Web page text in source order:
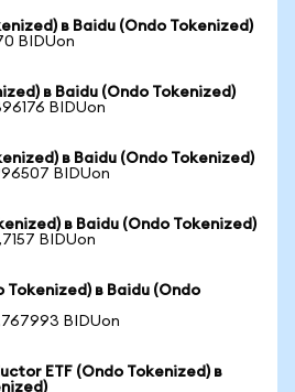
в Baidu (Ondo Tokenized)
BIDUon
в Baidu (Ondo Tokenized)
BIDUon
в Baidu (Ondo Tokenized)
BIDUon
в Baidu (Ondo Tokenized)
BIDUon
Tokenized) в Baidu (Ondo
BIDUon
ETF (Ondo Tokenized) в